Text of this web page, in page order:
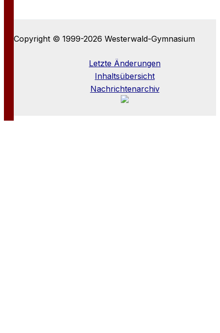
Copyright © 1999-2026 Westerwald-Gymnasium
Letzte Änderungen
Inhaltsübersicht
Nachrichtenarchiv